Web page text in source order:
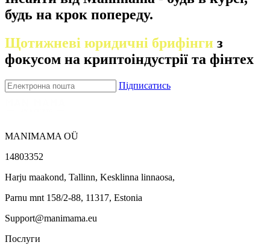
будь на крок попереду.
Щотижневі юридичні брифінги з
фокусом на криптоіндустрії та фінтех
Підписатись
MANIMAMA OÜ
14803352
Harju maakond, Tallinn, Kesklinna linnaosa,
Pаrnu mnt 158/2-88, 11317, Estonia
Support@manimama.eu
Послуги